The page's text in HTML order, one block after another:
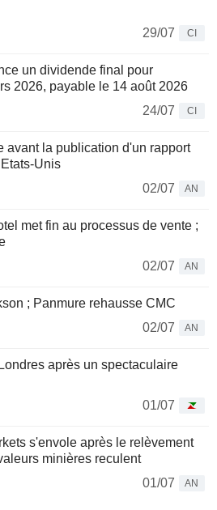
29/07
CI
un dividende final pour
2026, payable le 14 août 2026
24/07
CI
avant la publication d'un rapport
Unis
02/07
AN
met fin au processus de vente ;
02/07
AN
; Panmure rehausse CMC
02/07
AN
après un spectaculaire
01/07
s'envole après le relèvement
minières reculent
01/07
AN